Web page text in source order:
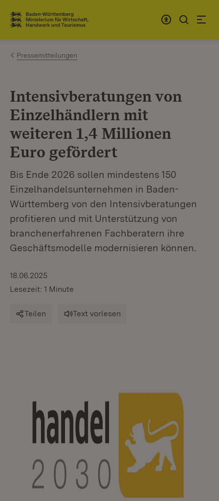
Zum Inhalt springen
Link zur Startseite
Pressemitteilungen
Intensivberatungen von
Einzelhändlern mit
weiteren 1,4 Millionen
Euro gefördert
Bis Ende 2026 sollen mindestens 150
Einzelhandelsunternehmen in Baden-
Württemberg von den Intensivberatungen
profitieren und mit Unterstützung von
branchenerfahrenen Fachberatern ihre
Geschäftsmodelle modernisieren können.
18.06.2025
Lesezeit: 1 Minute
Teilen Text vorlesen